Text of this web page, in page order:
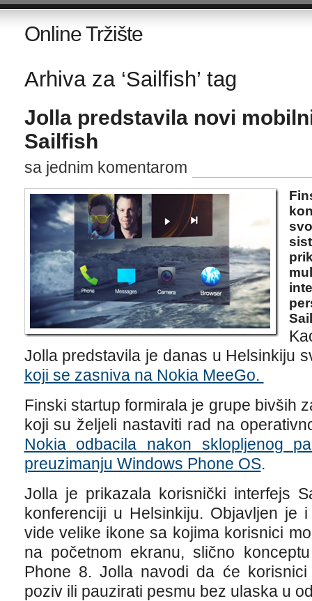
Online Tržište
Arhiva za ‘Sailfish’ tag
Jolla predstavila novi
Sailfish
sa jednim komentarom
Jolla predstavila je danas u Helsinkiju
koji se zasniva na Nokia MeeGo.
Finski startup formirala je grupe bivših
koji su željeli nastaviti rad na
Nokia odbacila nakon sklopljenog
preuzimanju Windows Phone OS.
Jolla je prikazala korisnički interfejs
konferenciji u Helsinkiju. Objavljen je
vide velike ikone sa kojima korisnici
na početnom ekranu, slično
Phone 8. Jolla navodi da će
poziv ili pauzirati pesmu bez ulaska u